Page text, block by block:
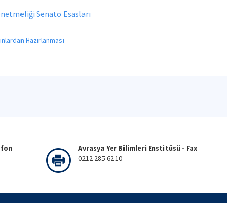
Senato Esasları
Hazırlanması
Avrasya Yer Bilimleri Enstitüsü - Fax
0212 285 62 10